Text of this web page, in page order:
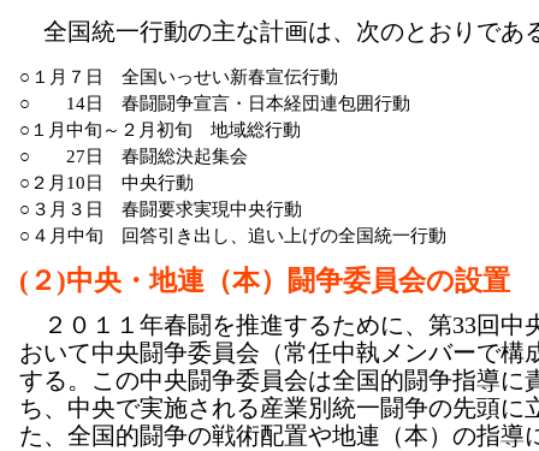
全国統一行動の主な計画は、次のとおりであ
○ １月７日
全国いっせい新春宣伝行動
○
14日
春闘闘争宣言・日本経団連包囲行動
○ １月中旬～２月初旬 地域総行動
○
27日
春闘総決起集会
○ ２月10日
中央行動
○ ３月３日
春闘要求実現中央行動
○ ４月中旬 回答引き出し、追い上げの全国統一行動
(２)中央・地連（本）闘争委員会の設置
２０１１年春闘を推進するために、第33回中
おいて中央闘争委員会（常任中執メンバーで構
する。この中央闘争委員会は全国的闘争指導に
ち、中央で実施される産業別統一闘争の先頭に
た、全国的闘争の戦術配置や地連（本）の指導